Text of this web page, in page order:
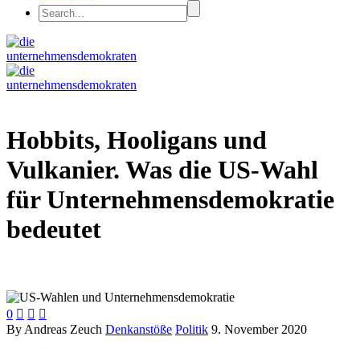
Hobbits, Hooligans und
Vulkanier. Was die US-Wahl
für Unternehmensdemokratie
bedeutet
0   
By Andreas Zeuch Denkanstöße Politik 9. November 2020